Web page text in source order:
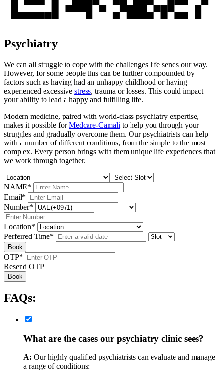
Psychiatry
We can all struggle to cope with the challenges life sends our way.
However, for some people this can be further compounded by
factors such as having had an unhappy childhood or having
experienced excessive stress, trauma or losses. This could impact
your ability to lead a happy and fulfilling life.
Modern medicine, paired with world-class psychiatry expertise,
makes it possible forMedcare-Camali to help you through your
struggles and gradually overcome them. Our psychiatrists can help
with a number of different conditions, from the simple to the most
complex. Every person brings with them unique life experiences that
we work through together.
NAME*
Email*
Number*
Location*
Perferred Time*
Book
OTP*
Resend OTP
Book
FAQs:
What are the cases our psychiatry clinic sees?
A: Our highly qualified psychiatrists can evaluate and manage
a range of conditions: